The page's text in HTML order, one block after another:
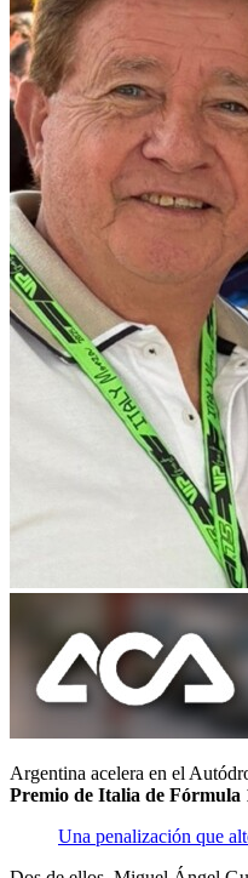
Argentina acelera en el
Premio de Italia de Fórmula
Una penalización que